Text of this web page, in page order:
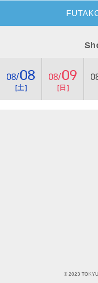
08/08
［土］
08/09
［日］
© 2023